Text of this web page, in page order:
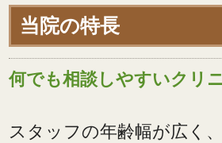
当院の特長
何でも相談しやすいクリ
スタッフの年齢幅が広く